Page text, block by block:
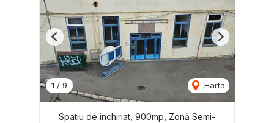
1 / 9 Harta
Previous Next
Spatiu de inchiriat, 900mp, Zonă Semi-